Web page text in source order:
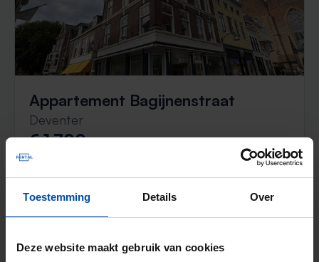
Toestemming Details Over
Deze website maakt gebruik van cookies
Appartement Bagijnenstraat
Deventer
€ 1.700p/m
73m² 5 kamers
⚡️ Deze woning is waarschijnlijk al weg